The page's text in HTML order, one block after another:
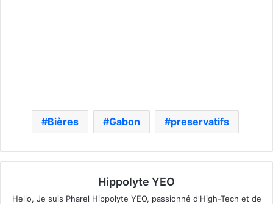
Bières Gabon preservatifs
Hippolyte YEO
Hello, Je suis Pharel Hippolyte YEO, passionné d'High-Tech et de